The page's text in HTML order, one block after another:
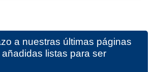
a nuestras últimas páginas
listas para ser